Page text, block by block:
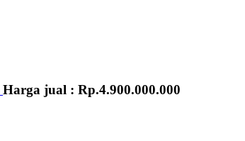
Harga jual : Rp.4.900.000.000